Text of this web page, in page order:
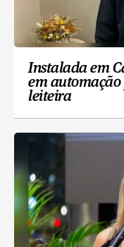
Instalada em
em
leiteira